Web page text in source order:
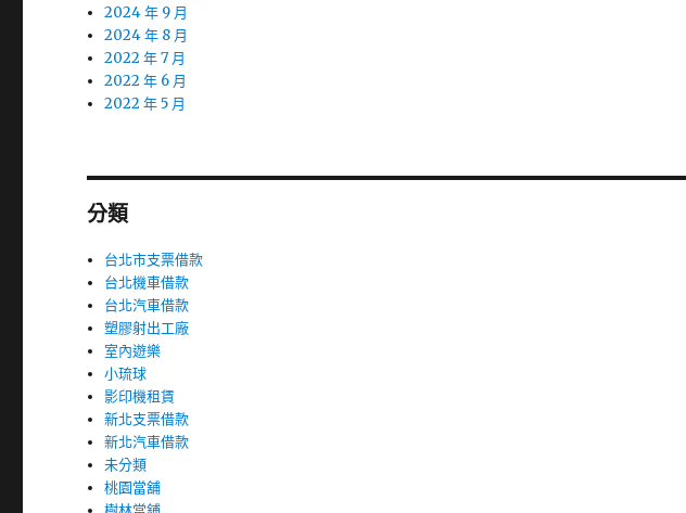
2024 年 9 月
2024 年 8 月
2022 年 7 月
2022 年 6 月
2022 年 5 月
分類
台北市支票借款
台北機車借款
台北汽車借款
塑膠射出工廠
室內遊樂
小琉球
影印機租賃
新北支票借款
新北汽車借款
未分類
桃園當舖